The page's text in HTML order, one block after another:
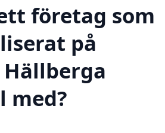
företag som
på
med?